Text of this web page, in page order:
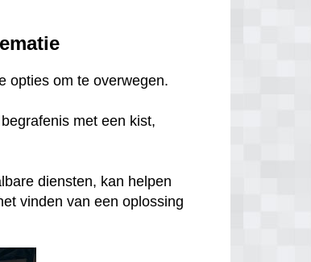
opties om te overwegen.
met een kist,
diensten, kan helpen
vinden van een oplossing